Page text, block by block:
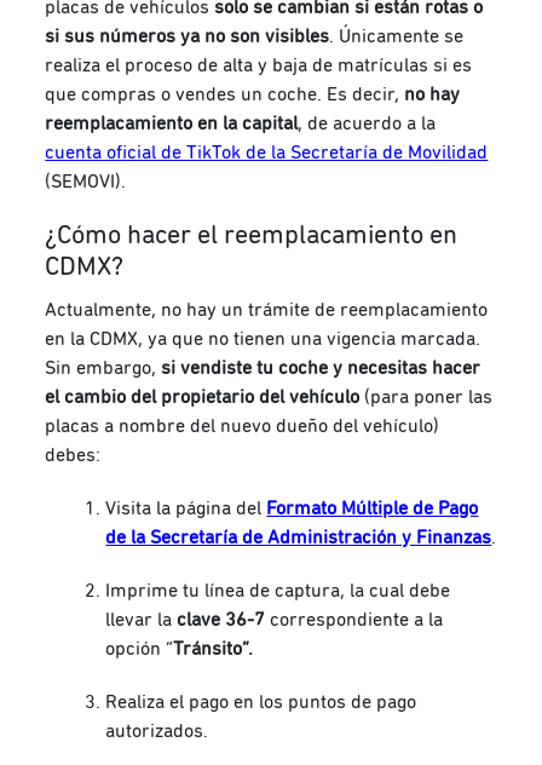
placas de vehículossolo se cambian si están rotas o
si sus números ya no son visibles. Únicamente se
realiza el proceso de alta y baja de matrículas si es
que compras o vendes un coche. Es decir, no hay
reemplacamiento en la capital, de acuerdo a la
cuenta oficial de TikTok de la Secretaría de Movilidad
(SEMOVI).
¿Cómo hacer el reemplacamiento en
CDMX?
Actualmente, no hay un trámite de reemplacamiento
en la CDMX, ya que no tienen una vigencia marcada.
Sin embargo,si vendiste tu coche y necesitas hacer
el cambio del propietario del vehículo (para poner las
placas a nombre del nuevo dueño del vehículo)
debes:
Visita la página del Formato Múltiple de Pago
de la Secretaría de Administración y Finanzas.
Imprime tu línea de captura, la cual debe
llevar laclave 36-7 correspondiente a la
opción “Tránsito”.
Realiza el pago en los puntos de pago
autorizados.